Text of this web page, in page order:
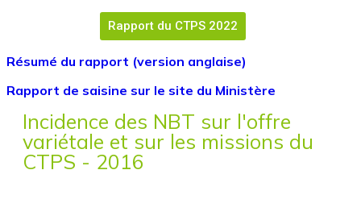
Rapport du CTPS 2022
Résumé du rapport (version anglaise)
Rapport de saisine sur le site du Ministère
Incidence des NBT sur l'offre
variétale et sur les missions du
CTPS - 2016